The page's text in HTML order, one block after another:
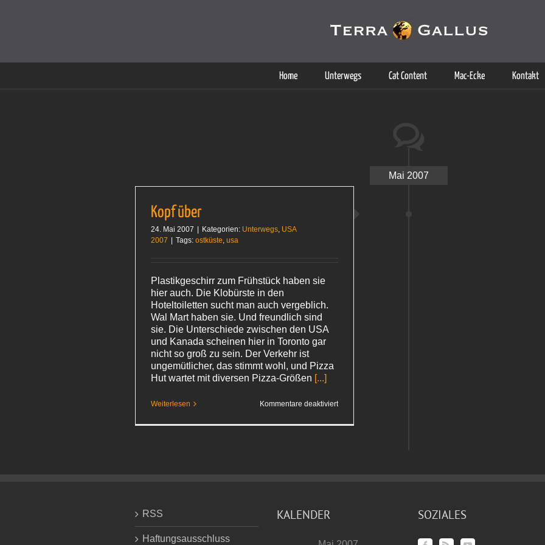
Home Unterwegs Cat Content Mac-Ecke Kontakt
Mai 2007
Kopf über
24. Mai 2007 Kategorien: Unterwegs, USA
2007
Tags: ostküste, usa
Plastikgeschirr zum Frühstück haben sie
hier auch. Die Klobürste in den
Hoteltoiletten sucht man auch vergeblich.
Wal Mart haben sie. Und freundlich sind
sie. Die Unterschiede zwischen den USA
und Kanada scheinen hier in Toronto gar
nicht so groß zu sein. Der Verkehr ist
ungemütlicher, das stimmt wohl, und Pizza
Hut wartet mit diversen Pizza-Größen [...]
Weiterlesen Kommentare deaktiviertfür
RSS
Haftungsausschluss
KALENDER SOZIALES
Cookies helfen auf auf dieser Seite bei der Bereitstellung der Dienste. Durch die Nutzung dieser Webseite erklären Sie sich
Weitere Informationen